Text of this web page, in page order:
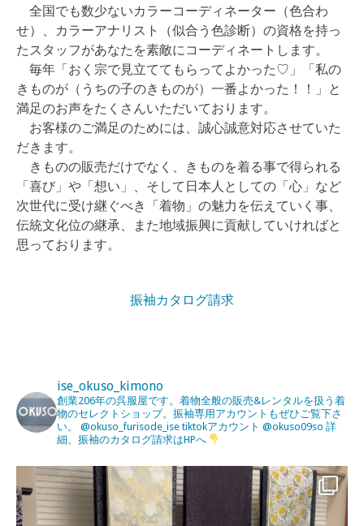
全国でも数少ないカラーコーディネーター（色合わ
せ）、カラーアナリスト（似合う色診断）の資格を持っ
たスタッフがあなたを素敵にコーディネートします。
毎年「おく宗で見立ててもらってよかった♡」「私の
きものが（うちの子のきものが）一番よかった！！」と
満足のお声をたくさんいただいております。
お客様のご満足のためには、誠心誠意対応させていた
だきます。
きものの販売だけでなく、きものを着る事で得られる
「喜び」や「想い」、そして日本人としての「心」など
次世代に受け継ぐべき「着物」の魅力を伝えていく事、
伝統文化位の継承、また地域振興に貢献していければと
思っております。
振袖カタログ請求
ise_okuso_kimono
創業206年の呉服屋です。着物全般の販売&レンタルを扱う着
物のセレクトショップ。振袖専用アカウントもぜひご覧下さ
い。
@okuso_furisode_isetiktokアカウント @okuso09so 詳
細、振袖のカタログ請求はHPへ